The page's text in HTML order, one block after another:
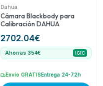
Dahua
Cámara Blackbody para
Calibración DAHUA
2702.04€
Ahorras 354€ IGIC
Envío GRATIS Entrega 24-72h